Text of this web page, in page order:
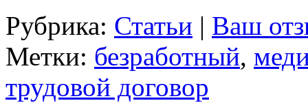
Рубрика: Статьи | Ваш
Метки: безработный,
трудовой договор